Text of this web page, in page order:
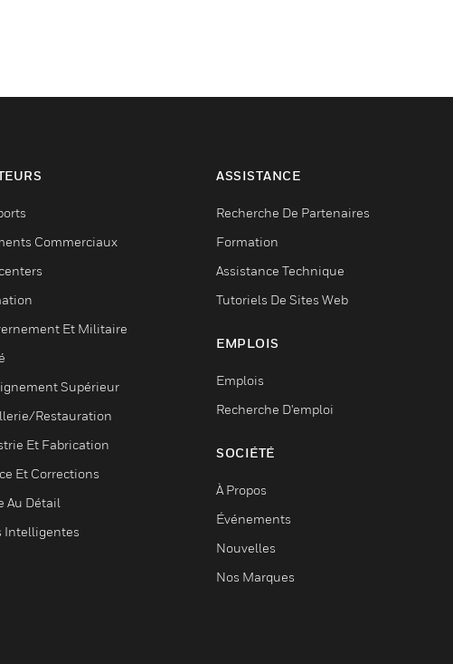
Commerciaux
Et Militaire
Supérieur
Restauration
Et Fabrication
Et Corrections
Au Détail
Intelligentes
ASSISTANCE
Recherche De Partenaires
Formation
Assistance Technique
Tutoriels De Sites Web
EMPLOIS
Emplois
Recherche D'emploi
SOCIÉTÉ
À Propos
Événements
Nouvelles
Nos Marques